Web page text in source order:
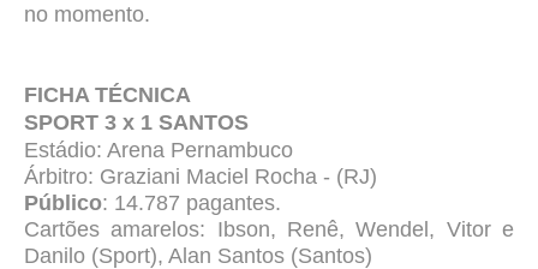
no momento.
FICHA TÉCNICA
SPORT 3 x 1 SANTOS
Estádio: Arena Pernambuco
Árbitro: Graziani Maciel Rocha - (RJ)
Público: 14.787 pagantes.
Cartões amarelos: Ibson, Renê, Wendel, Vitor e
Danilo (Sport), Alan Santos (Santos)